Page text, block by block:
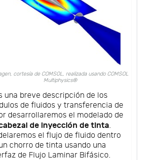
cortesía de COMSOL, realizada usando COMSOL
Multiphysics®
una breve descripción de los
de fluidos y transferencia de
desarrollaremos el modelado de
de inyección de tinta.
el flujo de fluido dentro
chorro de tinta usando una
de Flujo Laminar Bifásico.